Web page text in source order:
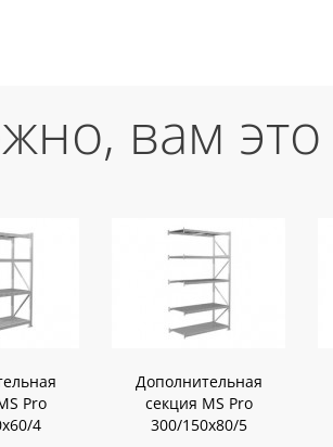
вам
Pro
4
Дополнительная
секция MS Pro
300/150x80/5